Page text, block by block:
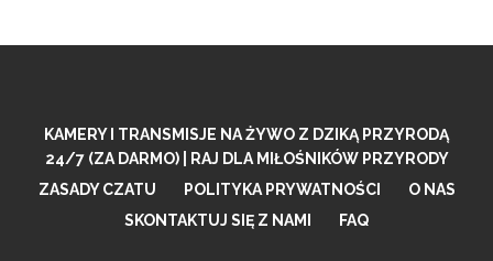
KAMERY I TRANSMISJE NA ŻYWO Z DZIKĄ PRZYRODĄ
24/7 (ZA DARMO) | RAJ DLA MIŁOŚNIKÓW PRZYRODY
ZASADY CZATU
POLITYKA PRYWATNOŚCI
O NAS
SKONTAKTUJ SIĘ Z NAMI
FAQ